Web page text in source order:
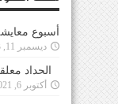
أسبوع
ديسمبر 11, 2023
الحداد
أكتوبر 6, 2021